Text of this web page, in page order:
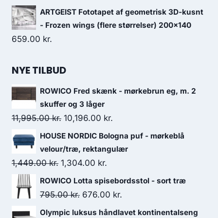
ARTGEIST Fototapet af geometrisk 3D-kusnt
- Frozen wings (flere størrelser) 200x140
659.00 kr.
NYE TILBUD
ROWICO Fred skænk - mørkebrun eg, m. 2
skuffer og 3 låger
11,995.00kr. 10,196.00 kr.
HOUSE NORDIC Bologna puf - mørkeblå
velour/træ, rektangulær
1,449.00kr. 1,304.00 kr.
ROWICO Lotta spisebordsstol - sort træ
795.00kr. 676.00 kr.
Olympic luksus håndlavet kontinentalseng